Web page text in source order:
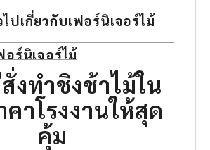
ปเกี่ยวกับเฟอร์นิเจอร์ไม้
อร์นิเจอร์ไม้
งทำชิงช้าไม้ใน
าโรงงานให้สุด
คุ้ม